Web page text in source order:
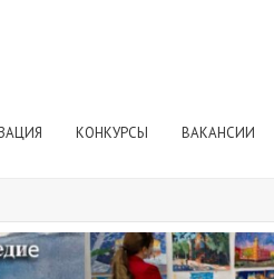
КОНКУРСЫ ВАКАНСИИ